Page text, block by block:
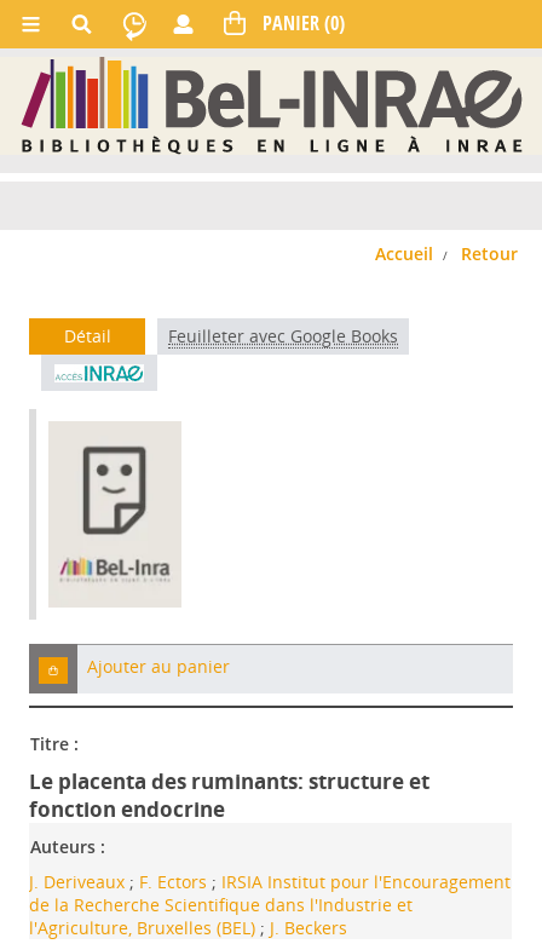
Accueil Retour
Détail Feuilleter avec Google Books
Ajouter au panier
Titre :
Le placenta des ruminants: structure et
fonction endocrine
Auteurs :
J. Deriveaux ; F. Ectors ; IRSIA Institut pour l'Encouragement
de la Recherche Scientifique dans l'Industrie et
l'Agriculture, Bruxelles (BEL) ; J. Beckers